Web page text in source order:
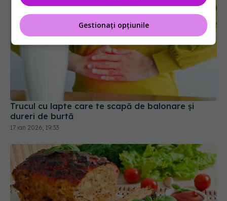
Trucul cu lapte care te scapă de balonare și
dureri de burtă
17 ian 2026, 19:33
Gestionați opțiunile